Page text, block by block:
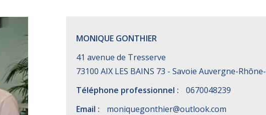
MONIQUE GONTHIER
41 avenue de Tresserve
73100 AIX LES BAINS 73 - Savoie Auvergne-
Téléphone professionnel :
0670048239
Email :
moniquegonthier@outlook.com